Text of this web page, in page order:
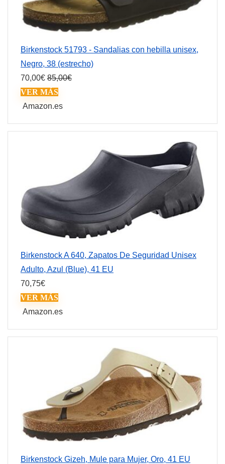
Birkenstock 51793 - Sandalias con hebilla unisex,
Negro, 38 (estrecho)
70,00€ 85,00€
VER MÁS
Amazon.es
Birkenstock A 640, Zapatos De Seguridad Unisex
Adulto, Azul (Blue), 41 EU
70,75€
VER MÁS
Amazon.es
Birkenstock Gizeh, Mule para Mujer, Oro, 41 EU